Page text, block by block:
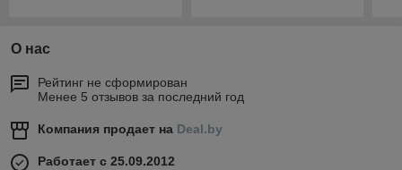
О нас
Рейтинг не сформирован
Менее 5 отзывов за последний год
Компания продает на Deal.by
Работает с 25.09.2012